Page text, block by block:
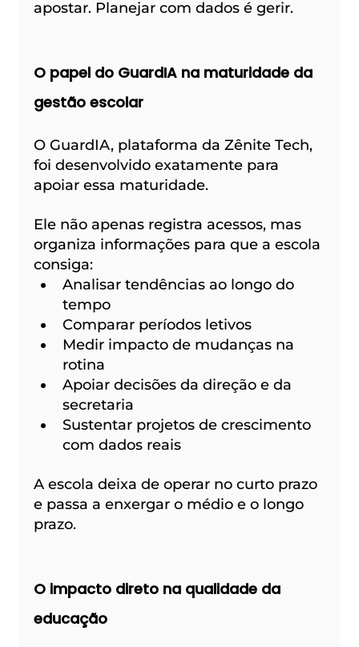
apostar. Planejar com dados é gerir.
O papel do GuardIA na maturidade da
gestão escolar
O GuardIA, plataforma da Zênite Tech,
foi desenvolvido exatamente para
apoiar essa maturidade.
Ele não apenas registra acessos, mas
organiza informações para que a escola
consiga:
Analisar tendências ao longo do
tempo
Comparar períodos letivos
Medir impacto de mudanças na
rotina
Apoiar decisões da direção e da
secretaria
Sustentar projetos de crescimento
com dados reais
A escola deixa de operar no curto prazo
e passa a enxergar o médio e o longo
prazo.
O impacto direto na qualidade da
educação